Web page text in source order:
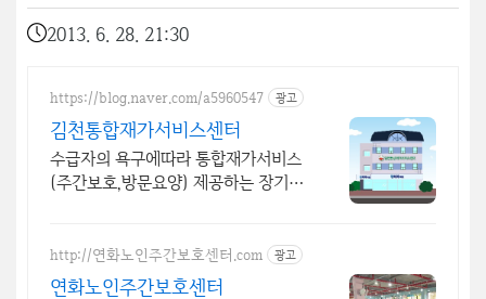
2013. 6. 28. 21:30
https://blog.naver.com/a5960547 광고
김천통합재가서비스센터
수급자의 욕구에따라 통합재가서비스
(주간보호,방문요양) 제공하는 장기요
http://연화노인주간보호센터.com 광고
연화노인주간보호센터